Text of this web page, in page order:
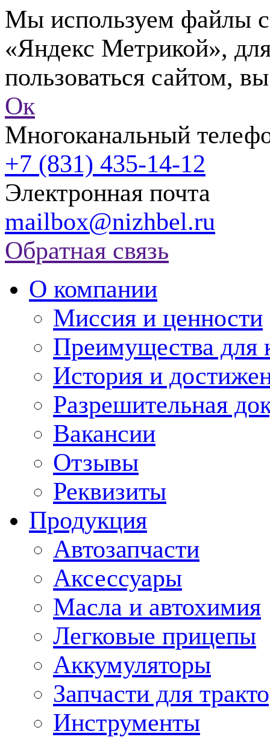
Мы используем файлы
«Яндекс Метрикой»,
пользоваться сайтом,
Ок
Многоканальный
+7 (831) 435-14-12
Электронная почта
mailbox@nizhbel.ru
Обратная связь
О компании
Миссия и ценности
Преимущества для
История и
Разрешительная
Вакансии
Отзывы
Реквизиты
Продукция
Автозапчасти
Аксессуары
Масла и автохимия
Легковые прицепы
Аккумуляторы
Запчасти для
Инструменты